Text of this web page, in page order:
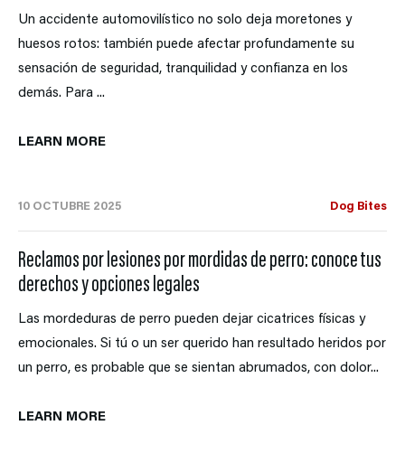
Un accidente automovilístico no solo deja moretones y
huesos rotos: también puede afectar profundamente su
sensación de seguridad, tranquilidad y confianza en los
demás. Para ...
LEARN MORE
10 OCTUBRE 2025 Dog Bites
Reclamos por lesiones por mordidas de perro: conoce tus
derechos y opciones legales
Las mordeduras de perro pueden dejar cicatrices físicas y
emocionales. Si tú o un ser querido han resultado heridos por
un perro, es probable que se sientan abrumados, con dolor...
LEARN MORE